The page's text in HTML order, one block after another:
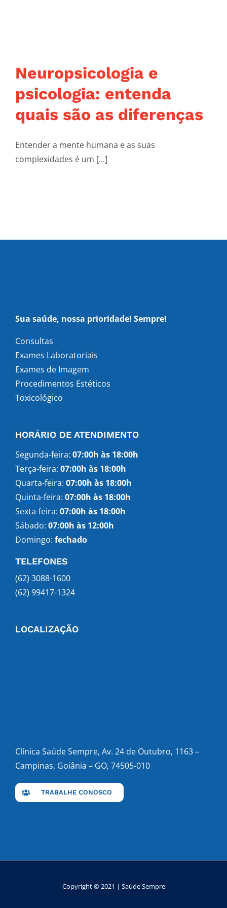
Neuropsicologia e
psicologia: entenda
quais são as diferenças
Entender a mente humana e as suas
complexidades é um [...]
Sua saúde, nossa prioridade! Sempre!
Consultas
Exames Laboratoriais
Exames de Imagem
Procedimentos Estéticos
Toxicológico
HORÁRIO DE ATENDIMENTO
Segunda-feira: 07:00h às 18:00h
Terça-feira: 07:00h às 18:00h
Quarta-feira: 07:00h às 18:00h
Quinta-feira: 07:00h às 18:00h
Sexta-feira: 07:00h às 18:00h
Sábado: 07:00h às 12:00h
Domingo: fechado
TELEFONES
(62) 3088-1600
(62) 99417-1324
LOCALIZAÇÃO
Clínica Saúde Sempre, Av. 24 de Outubro, 1163 –
Campinas, Goiânia – GO, 74505-010
TRABALHE CONOSCO
Copyright © 2021 | Saúde Sempre